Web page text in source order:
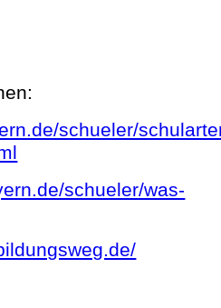
schueler/
schueler/was-